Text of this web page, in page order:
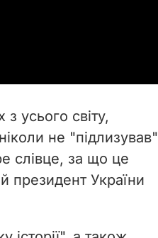
усього світу,
не "підлизував"
слівце, за що це
президент України